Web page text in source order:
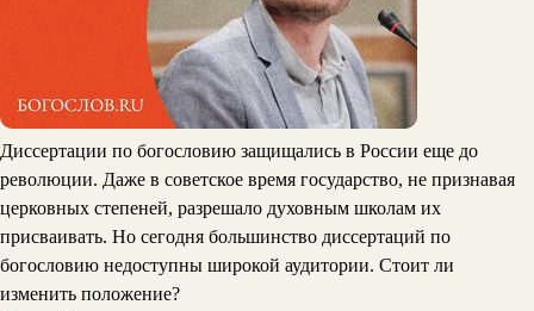
Диссертации по богословию защищались в России еще до
революции. Даже в советское время государство, не признавая
церковных степеней, разрешало духовным школам их
присваивать. Но сегодня большинство диссертаций по
богословию недоступны широкой аудитории. Стоит ли
изменить положение?